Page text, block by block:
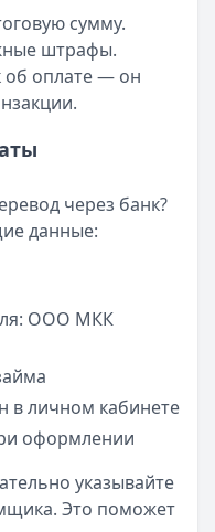
сумму.
штрафы.
об оплате — он
через банк?
данные:
ООО МКК
в личном кабинете
оформлении
указывайте
Это поможет